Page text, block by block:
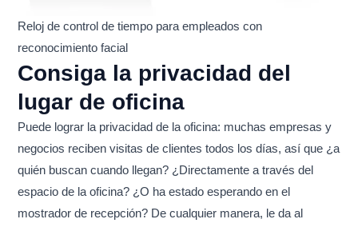
Reloj de control de tiempo para empleados con
reconocimiento facial
Consiga la privacidad del
lugar de oficina
Puede lograr la privacidad de la oficina: muchas empresas y
negocios reciben visitas de clientes todos los días, así que ¿a
quién buscan cuando llegan? ¿Directamente a través del
espacio de la oficina? ¿O ha estado esperando en el
mostrador de recepción? De cualquier manera, le da al